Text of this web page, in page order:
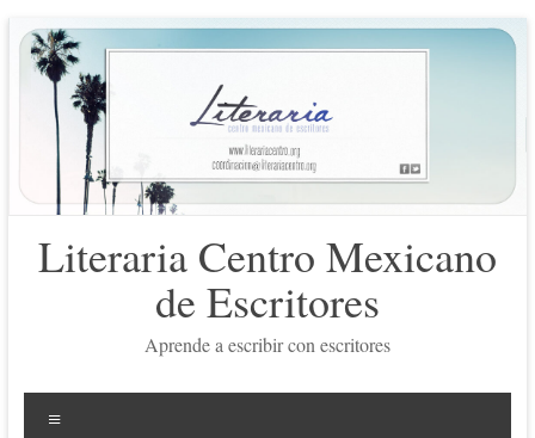
Saltar
contenido
Literaria Centro Mexicano
de Escritores
Aprende a escribir con escritores